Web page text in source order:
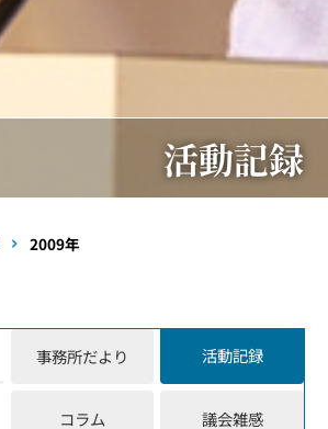
活動記録
2009年
事務所だより 活動記録
コラム 議会雑感